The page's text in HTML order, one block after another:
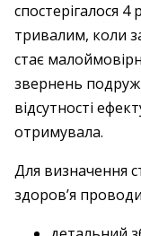
спостерігалося
тривалим, коли
стає
звернень
відсутності
отримувала.
Для визначення
здоров’я